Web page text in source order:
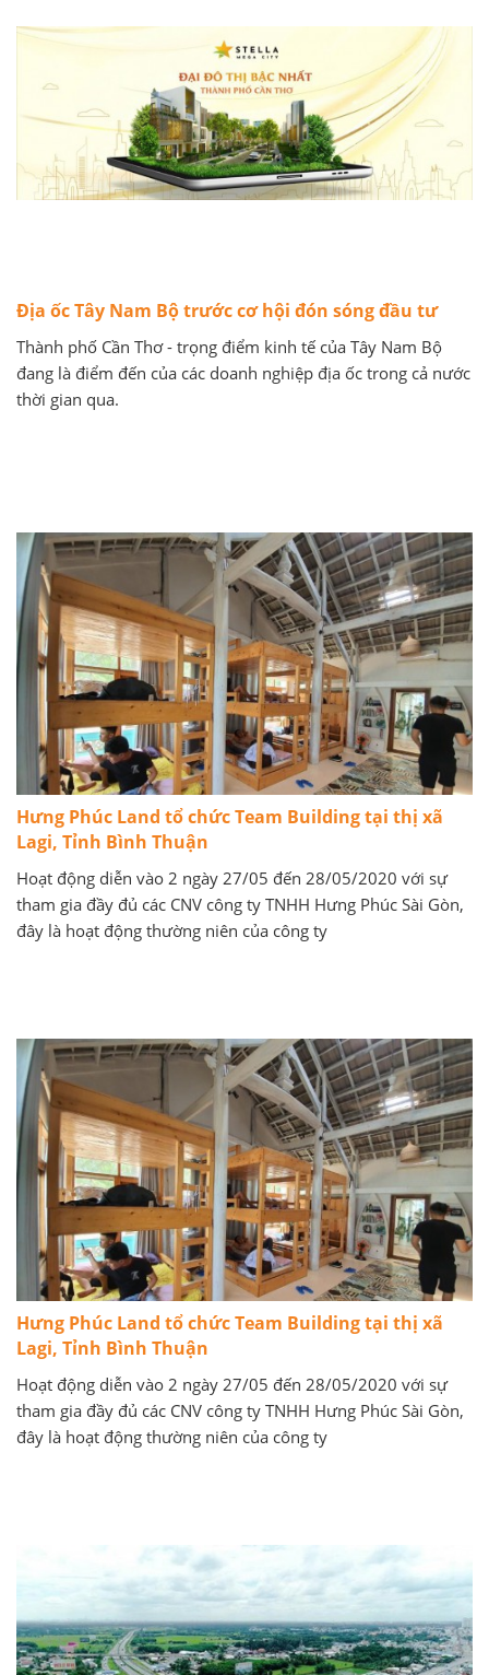
Địa ốc Tây Nam Bộ trước cơ hội đón sóng đầu tư
Thành phố Cần Thơ - trọng điểm kinh tế của Tây Nam Bộ
đang là điểm đến của các doanh nghiệp địa ốc trong cả nước
thời gian qua.
Hưng Phúc Land tổ chức Team Building tại thị xã
Lagi, Tỉnh Bình Thuận
Hoạt động diễn vào 2 ngày 27/05 đến 28/05/2020 với sự
tham gia đầy đủ các CNV công ty TNHH Hưng Phúc Sài Gòn,
đây là hoạt động thường niên của công ty
Hưng Phúc Land tổ chức Team Building tại thị xã
Lagi, Tỉnh Bình Thuận
Hoạt động diễn vào 2 ngày 27/05 đến 28/05/2020 với sự
tham gia đầy đủ các CNV công ty TNHH Hưng Phúc Sài Gòn,
đây là hoạt động thường niên của công ty